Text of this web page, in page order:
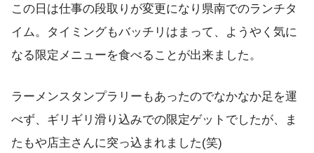
この日は仕事の段取りが変更になり県南でのランチタ
イム。タイミングもバッチリはまって、ようやく気に
なる限定メニューを食べることが出来ました。
ラーメンスタンプラリーもあったのでなかなか足を運
べず、ギリギリ滑り込みでの限定ゲットでしたが、ま
たもや店主さんに突っ込まれました(笑)